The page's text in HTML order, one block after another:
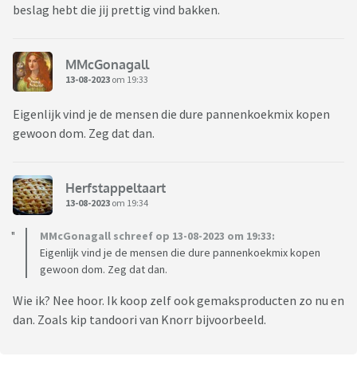
beslag hebt die jij prettig vind bakken.
MMcGonagall
13-08-2023 om 19:33
Eigenlijk vind je de mensen die dure pannenkoekmix kopen
gewoon dom. Zeg dat dan.
Herfstappeltaart
13-08-2023 om 19:34
MMcGonagall schreef op 13-08-2023 om 19:33:
Eigenlijk vind je de mensen die dure pannenkoekmix kopen
gewoon dom. Zeg dat dan.
Wie ik? Nee hoor. Ik koop zelf ook gemaksproducten zo nu en
dan. Zoals kip tandoori van Knorr bijvoorbeeld.